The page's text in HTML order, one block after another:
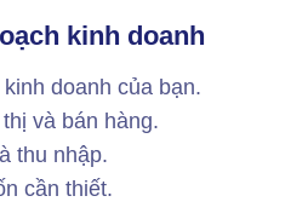
kinh doanh
doanh của bạn.
và bán hàng.
thu nhập.
cần thiết.